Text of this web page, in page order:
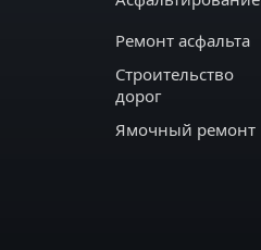
Ремонт асфальта
Строительство
дорог
Ямочный ремонт